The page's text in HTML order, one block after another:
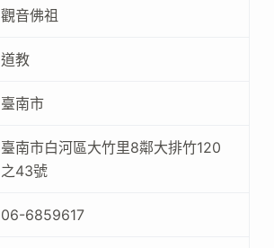
觀音佛祖
道教
臺南市
臺南市白河區大竹里8鄰大排竹120
之43號
06-6859617